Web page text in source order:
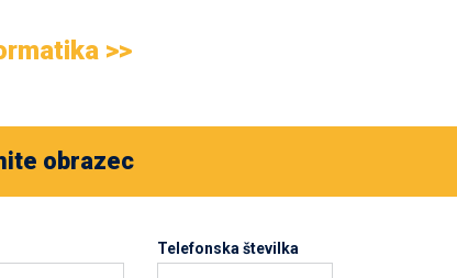
>>
obrazec
Telefonska številka